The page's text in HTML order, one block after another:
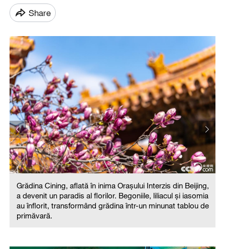
Share
Grădina Cining, aflată în inima Orașului Interzis din Beijing,
a devenit un paradis al florilor. Begoniile, liliacul și iasomia
au înflorit, transformând grădina într-un minunat tablou de
primăvară.